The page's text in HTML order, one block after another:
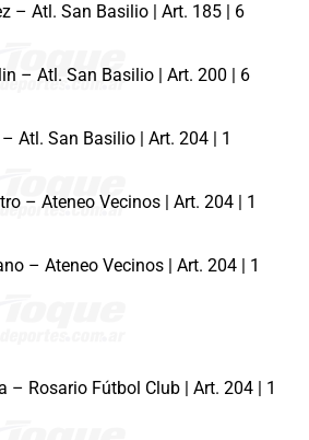
– Atl. San Basilio | Art. 185 | 6
– Atl. San Basilio | Art. 200 | 6
Atl. San Basilio | Art. 204 | 1
– Ateneo Vecinos | Art. 204 | 1
– Ateneo Vecinos | Art. 204 | 1
– Rosario Fútbol Club | Art. 204 | 1